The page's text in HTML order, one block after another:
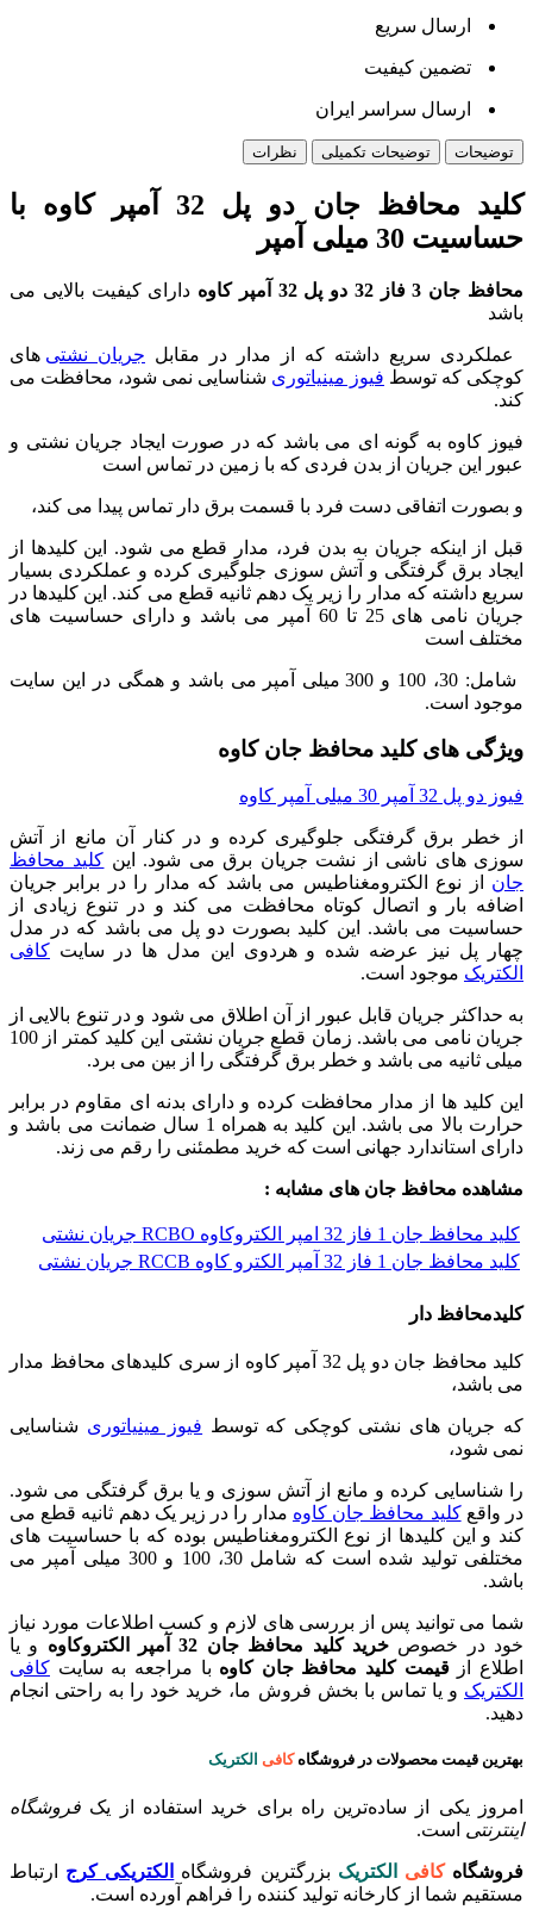
ارسال سریع
تضمین کیفیت
ارسال سراسر ایران
توضیحات توضیحات تکمیلی نظرات
کلید محافظ جان دو پل 32 آمپر کاوه با
حساسیت 30 میلی آمپر
محافظ جان 3 فاز 32 دو پل 32 آمپر کاوه
دارای کیفیت بالایی می
باشد
عملکردی سریع داشته که از مدار در مقابل جریان نشتی های
کوچکی که توسط فیوز مینیاتوری شناسایی نمی شود، محافظت می
کند.
فیوز کاوه به گونه ای می باشد که در صورت ایجاد جریان نشتی و
عبور این جریان از بدن فردی که با زمین در تماس است
و بصورت اتفاقی دست فرد با قسمت برق دار تماس پیدا می کند،
قبل از اینکه جریان به بدن فرد، مدار قطع می شود. این کلیدها از
ایجاد برق گرفتگی و آتش سوزی جلوگیری کرده و عملکردی بسیار
سریع داشته که مدار را زیر یک دهم ثانیه قطع می کند. این کلیدها در
جریان نامی های 25 تا 60 آمپر می باشد و دارای حساسیت های
مختلف است
شامل: 30، 100 و 300 میلی آمپر می باشد و همگی در این سایت
موجود است.
ویژگی های کلید محافظ جان کاوه
فیوز دو پل 32 آمپر 30 میلی آمپر کاوه
از خطر برق گرفتگی جلوگیری کرده و در کنار آن مانع از آتش
سوزی های ناشی از نشت جریان برق می شود. این کلید محافظ
جان از نوع الکترومغناطیس می باشد که مدار را در برابر جریان
اضافه بار و اتصال کوتاه محافظت می کند و در تنوع زیادی از
حساسیت می باشد. این کلید بصورت دو پل می باشد که در مدل
چهار پل نیز عرضه شده و هردوی این مدل ها در سایت کافی
الکتریک موجود است.
به حداکثر جریان قابل عبور از آن اطلاق می شود و در تنوع بالایی از
جریان نامی می باشد. زمان قطع جریان نشتی این کلید کمتر از 100
میلی ثانیه می باشد و خطر برق گرفتگی را از بین می برد.
این کلید ها از مدار محافظت کرده و دارای بدنه ای مقاوم در برابر
حرارت بالا می باشد. این کلید به همراه 1 سال ضمانت می باشد و
دارای استاندارد جهانی است که خرید مطمئنی را رقم می زند.
مشاهده محافظ جان های مشابه :
کلید محافظ جان 1 فاز 32 امپر الكتروكاوه RCBO جريان نشتی
کلید محافظ جان 1 فاز 32 آمپر الكترو كاوه RCCB جريان نشتی
کلیدمحافظ دار
کلید محافظ جان دو پل 32 آمپر کاوه از سری کلیدهای محافظ مدار
می باشد،
که جریان های نشتی کوچکی که توسط فیوز مینیاتوری شناسایی
نمی شود،
را شناسایی کرده و مانع از آتش سوزی و یا برق گرفتگی می شود.
در واقعکلید محافظ جان کاوه مدار را در زیر یک دهم ثانیه قطع می
کند و این کلیدها از نوع الکترومغناطیس بوده که با حساسیت های
مختلفی تولید شده است که شامل 30، 100 و 300 میلی آمپر می
باشد.
شما می توانید پس از بررسی های لازم و کسب اطلاعات مورد نیاز
خود در خصوصخرید کلید محافظ جان 32 آمپر الکتروکاوه
و یا
اطلاع ازقیمت کلید محافظ جان کاوه با مراجعه به سایت کافی
الکتریک و یا تماس با بخش فروش ما، خرید خود را به راحتی انجام
دهید.
بهترین قیمت محصولات در فروشگاهکافی الکتریک
امروز یکی از ساده‌ترین راه برای خرید استفاده از یک فروشگاه
اینترنتی است.
فروشگاهکافی الکتریک بزرگترین فروشگاه الکتریکی کرج
ارتباط
مستقیم شما از کارخانه تولید کننده را فراهم آورده است.